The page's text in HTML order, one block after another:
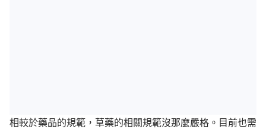
相較於藥品的規範，草藥的相關規範沒那麼嚴格。目前也需